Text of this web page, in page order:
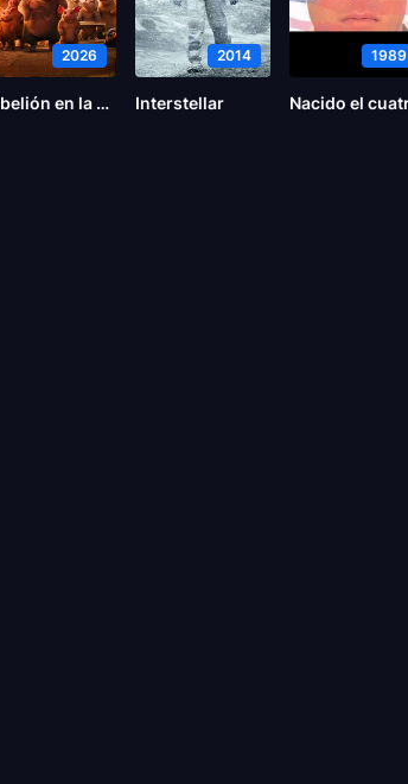
2026
Rebelión en la Granja
2014
Interstellar
1989